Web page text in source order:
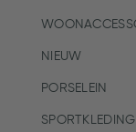
NIEUW
PORSELEIN
SPORTKLEDING